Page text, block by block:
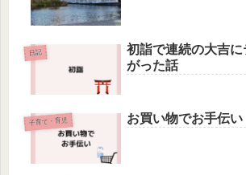
日記
初詣で連続の大吉
がった話
子育て・育児 お買い物でお手伝い